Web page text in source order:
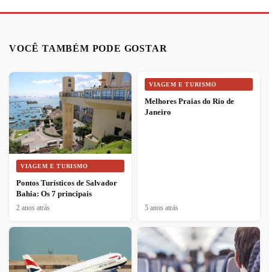
VOCÊ TAMBÉM PODE GOSTAR
VIAGEM E TURISMO
Pontos Turísticos de Salvador
Bahia: Os 7 principais
2 anos atrás
VIAGEM E TURISMO
Melhores Praias do Rio de
Janeiro
5 anos atrás